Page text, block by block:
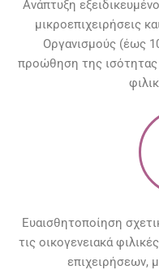
Ανάπτυξη
μικροεπιχειρήσεις
Οργανισμούς (έως
προώθηση της ισότητας
Ευαισθητοποίηση
τις οικογενειακά
επιχειρήσεων,